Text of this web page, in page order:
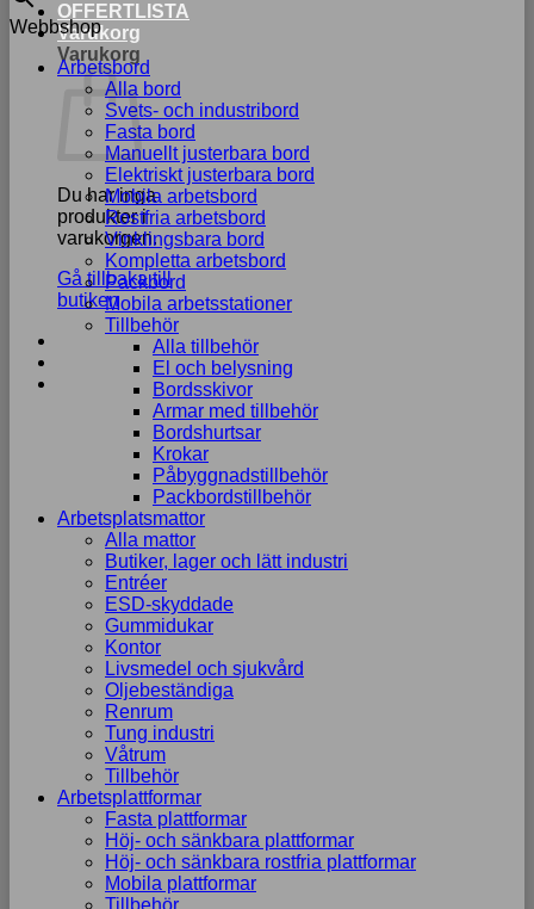
OFFERTLISTA
Varukorg
Varukorg
Du har inga
produkter i
varukorgen.
Gå tillbaka till
butiken
Webbshop
Arbetsbord
Alla bord
Svets- och industribord
Fasta bord
Manuellt justerbara bord
Elektriskt justerbara bord
Mobila arbetsbord
Rostfria arbetsbord
Vinklingsbara bord
Kompletta arbetsbord
Packbord
Mobila arbetsstationer
Tillbehör
Alla tillbehör
El och belysning
Bordsskivor
Armar med tillbehör
Bordshurtsar
Krokar
Påbyggnadstillbehör
Packbordstillbehör
Arbetsplatsmattor
Alla mattor
Butiker, lager och lätt industri
Entréer
ESD-skyddade
Gummidukar
Kontor
Livsmedel och sjukvård
Oljebeständiga
Renrum
Tung industri
Våtrum
Tillbehör
Arbetsplattformar
Fasta plattformar
Höj- och sänkbara plattformar
Höj- och sänkbara rostfria plattformar
Mobila plattformar
Tillbehör